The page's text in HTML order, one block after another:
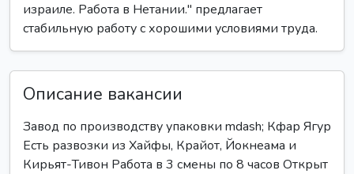
израиле. Работа в Нетании." предлагает
стабильную работу с хорошими условиями труда.
Описание вакансии
Завод по производству упаковки mdash; Кфар Ягур
Есть развозки из Хайфы, Крайот, Йокнеама и
Кирьят-Тивон Работа в 3 смены по 8 часов Открыт